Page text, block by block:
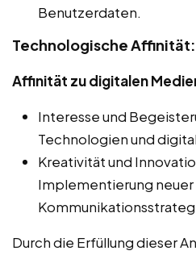
Benutzerdaten.
Technologische Affinität:
Affinität zu digitalen
Interesse und
Technologien und
Kreativität und
Implementierung neuer
Durch die Erfüllung dieser